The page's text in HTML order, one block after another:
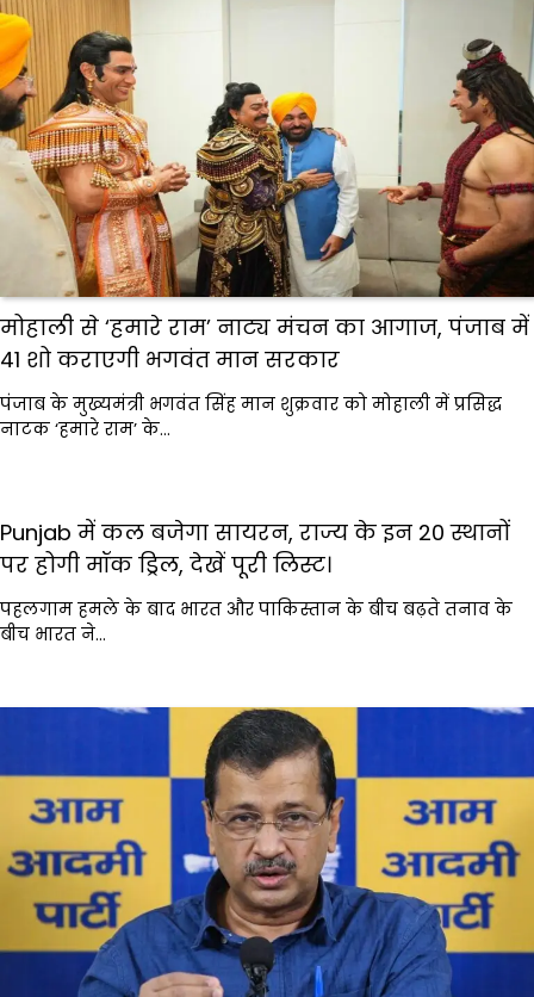
मोहाली से ‘हमारे राम’ नाट्य मंचन का आगाज, पंजाब में
41 शो कराएगी भगवंत मान सरकार
पंजाब के मुख्यमंत्री भगवंत सिंह मान शुक्रवार को मोहाली में प्रसिद्ध
नाटक ‘हमारे राम’ के…
Punjab में कल बजेगा सायरन, राज्य के इन 20 स्थानों
पर होगी मॉक ड्रिल, देखें पूरी लिस्ट।
पहलगाम हमले के बाद भारत और पाकिस्तान के बीच बढ़ते तनाव के
बीच भारत ने…